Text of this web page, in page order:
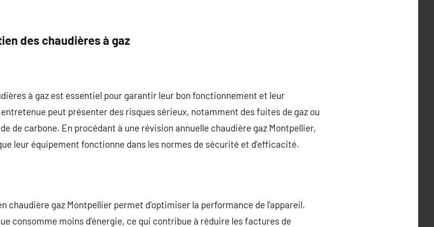
des chaudières à gaz
à gaz est essentiel pour garantir leur bon fonctionnement et leur
peut présenter des risques sérieux, notamment des fuites de gaz ou
de carbone. En procédant à une révision annuelle chaudière gaz Montpellier,
leur équipement fonctionne dans les normes de sécurité et d’efficacité.
chaudière gaz Montpellier permet d’optimiser la performance de l’appareil.
consomme moins d’énergie, ce qui contribue à réduire les factures de